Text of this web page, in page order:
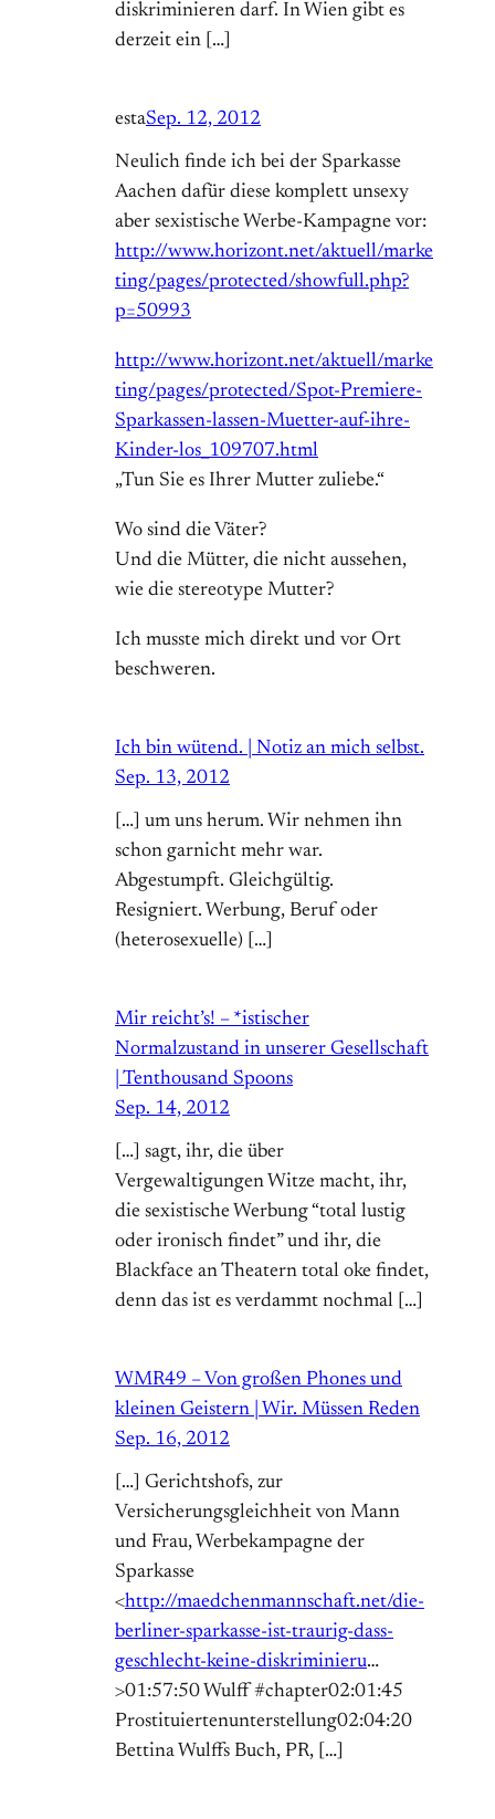
diskriminieren darf. In Wien gibt es
derzeit ein […]
estaSep. 12, 2012
Neulich finde ich bei der Sparkasse
Aachen dafür diese komplett unsexy
aber sexistische Werbe-Kampagne vor:
http://www.horizont.net/aktuell/marke
ting/pages/protected/showfull.php?
p=50993
http://www.horizont.net/aktuell/marke
ting/pages/protected/Spot-Premiere-
Sparkassen-lassen-Muetter-auf-ihre-
Kinder-los_109707.html
„Tun Sie es Ihrer Mutter zuliebe.“
Wo sind die Väter?
Und die Mütter, die nicht aussehen,
wie die stereotype Mutter?
Ich musste mich direkt und vor Ort
beschweren.
Ich bin wütend. | Notiz an mich selbst.
Sep. 13, 2012
[…] um uns herum. Wir nehmen ihn
schon garnicht mehr war.
Abgestumpft. Gleichgültig.
Resigniert. Werbung, Beruf oder
(heterosexuelle) […]
Mir reicht’s! – *istischer
Normalzustand in unserer Gesellschaft
| Tenthousand Spoons
Sep. 14, 2012
[…] sagt, ihr, die über
Vergewaltigungen Witze macht, ihr,
die sexistische Werbung “total lustig
oder ironisch findet” und ihr, die
Blackface an Theatern total oke findet,
denn das ist es verdammt nochmal […]
WMR49 – Von großen Phones und
kleinen Geistern | Wir. Müssen Reden
Sep. 16, 2012
[…] Gerichtshofs, zur
Versicherungsgleichheit von Mann
und Frau, Werbekampagne der
Sparkasse
<http://maedchenmannschaft.net/die-
berliner-sparkasse-ist-traurig-dass-
geschlecht-keine-diskriminieru…
>01:57:50 Wulff #chapter02:01:45
Prostituiertenunterstellung02:04:20
Bettina Wulffs Buch, PR, […]